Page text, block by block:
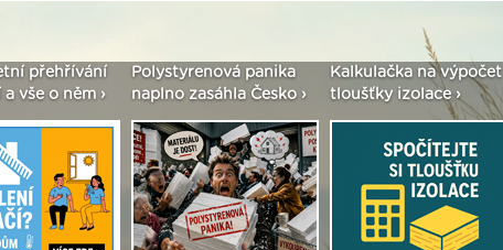
přehřívání
vše o něm ›
Polystyrenová panika
naplno zasáhla Česko ›
Kalkulačka na výpočet
tloušťky izolace ›